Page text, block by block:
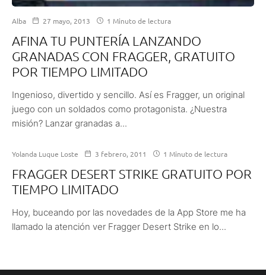
Alba 27 mayo, 2013 1 Minuto de lectura
AFINA TU PUNTERÍA LANZANDO
GRANADAS CON FRAGGER, GRATUITO
POR TIEMPO LIMITADO
Ingenioso, divertido y sencillo. Así es Fragger, un original
juego con un soldados como protagonista. ¿Nuestra
misión? Lanzar granadas a...
Yolanda Luque Loste 3 febrero, 2011 1 Minuto de lectura
FRAGGER DESERT STRIKE GRATUITO POR
TIEMPO LIMITADO
Hoy, buceando por las novedades de la App Store me ha
llamado la atención ver Fragger Desert Strike en lo...